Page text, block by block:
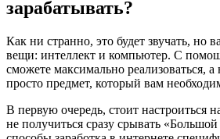
зарабатывать?
Как ни странно, это будет звучать, но
вещи: интеллект и компьютер. С
сможете максимально реализоваться,
просто предмет, который вам
В первую очередь, стоит настроиться
не получиться сразу срывать